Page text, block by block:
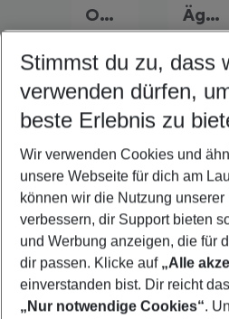
Oman Urlaub Ägypten Urlaub
Quicklinks
Frübucher Angebote
Urlaub Ajman
Flug & Hotel Ajman
Familienurlaub Ajman
Stimmst du zu, dass
verwenden dürfen,
beste Erlebnis zu
Wir verwenden Cookies und
unsere Webseite für dich am
können wir die Nutzung
verbessern, dir Support bieten
und Werbung anzeigen, die für
dir passen. Klicke auf „Alle
einverstanden bist. Dir reicht
„Nur notwendige Cookies“.